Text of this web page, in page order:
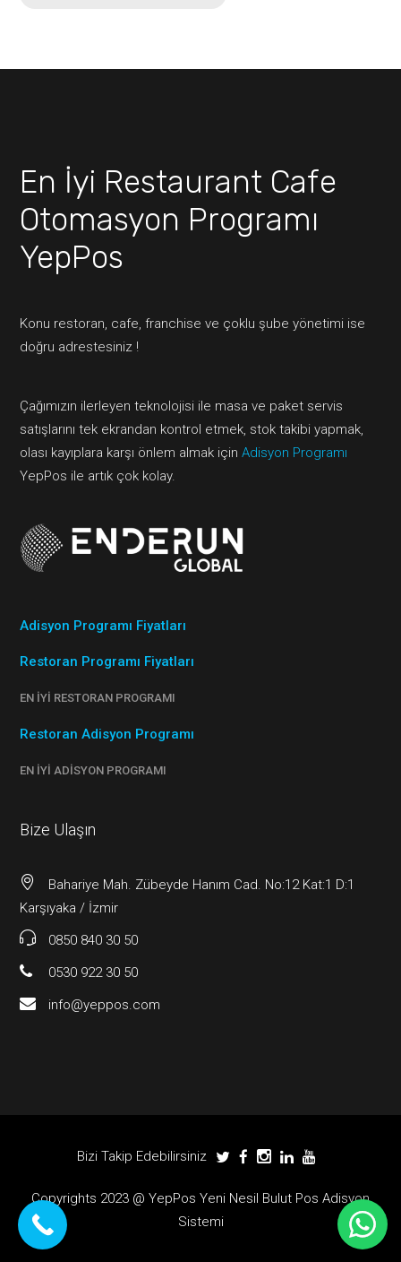
En İyi Restaurant Cafe
Otomasyon Programı
YepPos
Konu restoran, cafe, franchise ve çoklu şube yönetimi ise
doğru adrestesiniz !
Çağımızın ilerleyen teknolojisi ile masa ve paket servis
satışlarını tek ekrandan kontrol etmek, stok takibi yapmak,
olası kayıplara karşı önlem almak içinAdisyon Programı
YepPos ile artık çok kolay.
Adisyon Programı Fiyatları
Restoran Programı Fiyatları
EN İYI RESTORAN PROGRAMI
Restoran Adisyon Programı
EN İYI ADISYON PROGRAMI
Bize Ulaşın
Bahariye Mah. Zübeyde Hanım Cad. No:12 Kat:1 D:1
Karşıyaka / İzmir
0850 840 30 50
0530 922 30 50
info@yeppos.com
Bizi Takip Edebilirsiniz
Copyrights 2023 @ YepPos Yeni Nesil Bulut Pos Adisyon
Sistemi